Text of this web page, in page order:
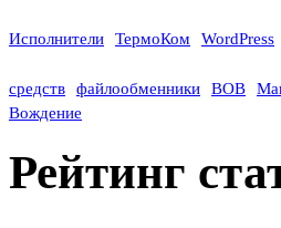
Исполнители ТермоКом WordPress
средств файлообменники ВОВ
Вождение
Рейтинг